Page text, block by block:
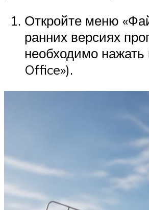
Откройте меню
ранних версиях
необходимо нажать
Office»).